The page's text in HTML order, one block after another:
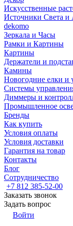
Искусственные
Источники Света и
dekomo
Зеркала и Часы
Рамки и Картины
Картины
Держатели и
Камины
Новогодние елки и
Системы
Диммеры и
Промышленное
Бренды
Как купить
Условия оплаты
Условия доставки
Гарантия на товар
Контакты
Блог
Сотрудничество
+7 812 385-52-00
Заказать звонок
Задать вопрос
Войти